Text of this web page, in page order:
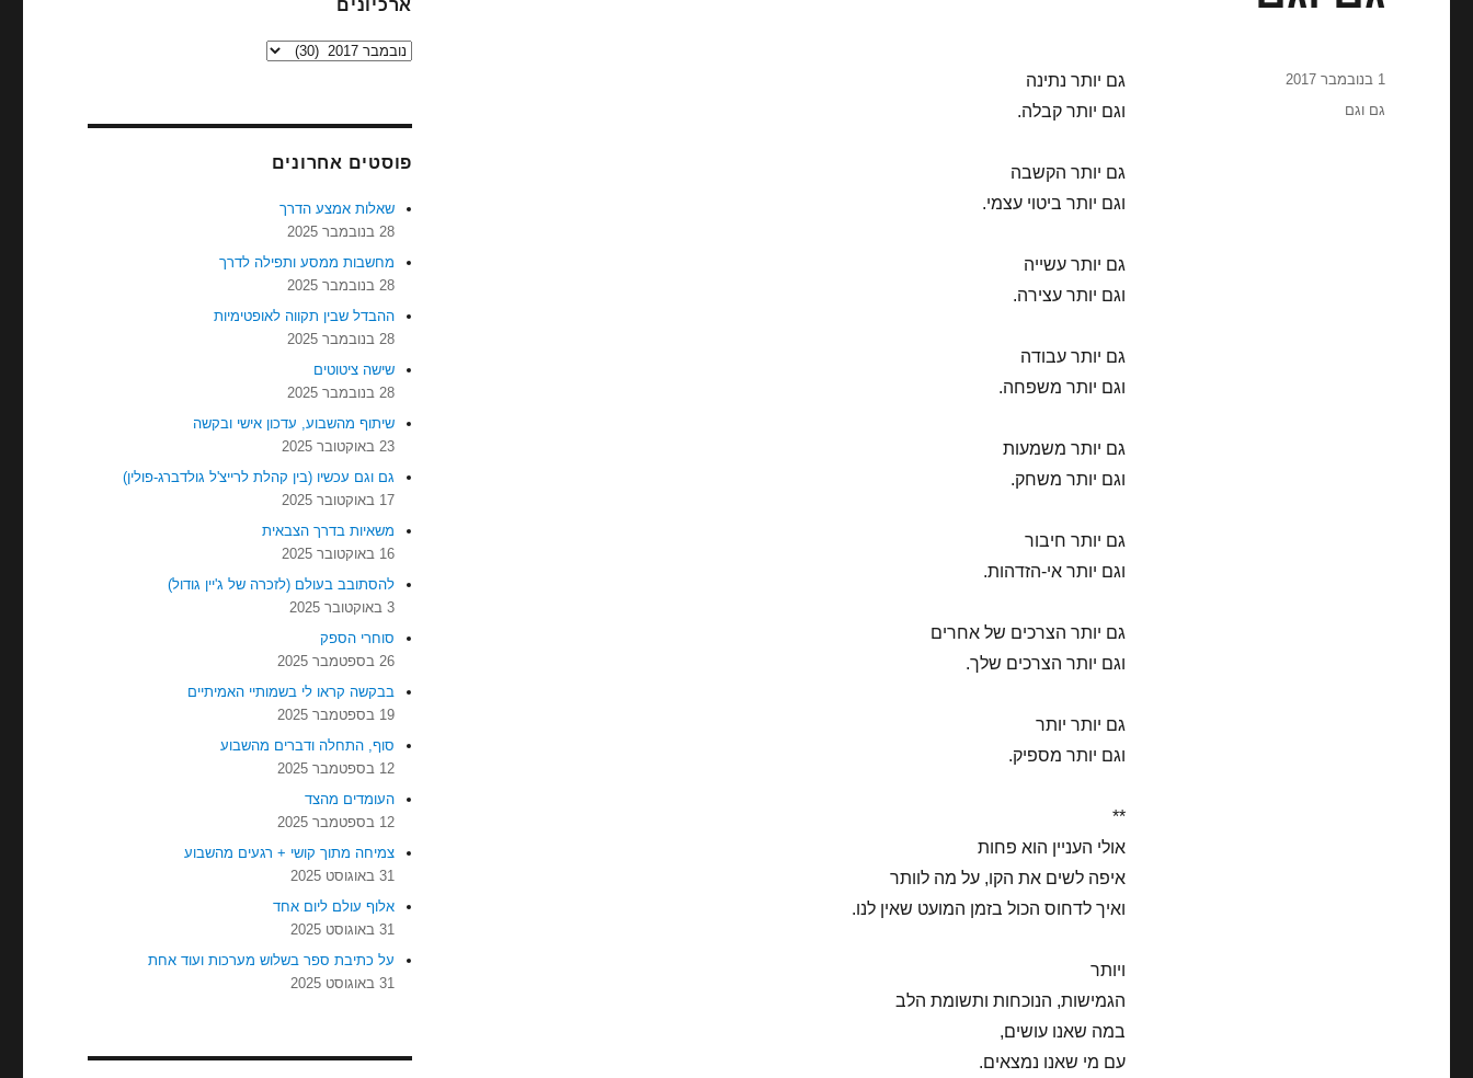
גם יותר נתינה
וגם יותר קבלה.
גם יותר הקשבה
וגם יותר ביטוי עצמי.
גם יותר עשייה
וגם יותר עצירה.
גם יותר עבודה
וגם יותר משפחה.
גם יותר משמעות
וגם יותר משחק.
גם יותר חיבור
וגם יותר אי-הזדהות.
גם יותר הצרכים של אחרים
וגם יותר הצרכים שלך.
גם יותר יותר
וגם יותר מספיק.
**
אולי העניין הוא פחות
איפה לשים את הקו, על מה לוותר
ואיך לדחוס הכול בזמן המועט שאין לנו.
ויותר
הגמישות, הנוכחות ותשומת הלב
במה שאנו עושים,
עם מי שאנו נמצאים.
פורסם1 בנובמבר 2017
תגיות
גם וגם
ארכיונים
ארכיונים
פוסטים אחרונים
שאלות אמצע הדרך
28 בנובמבר 2025
מחשבות ממסע ותפילה לדרך
28 בנובמבר 2025
ההבדל שבין תקווה לאופטימיות
28 בנובמבר 2025
שישה ציטוטים
28 בנובמבר 2025
שיתוף מהשבוע, עדכון אישי ובקשה
23 באוקטובר 2025
גם וגם עכשיו (בין קהלת לרייצ'ל גולדברג-פולין)
17 באוקטובר 2025
משאיות בדרך הצבאית
16 באוקטובר 2025
להסתובב בעולם (לזכרה של ג'יין גודול)
3 באוקטובר 2025
סוחרי הספק
26 בספטמבר 2025
בבקשה קראו לי בשמותיי האמיתיים
19 בספטמבר 2025
סוף, התחלה ודברים מהשבוע
12 בספטמבר 2025
העומדים מהצד
12 בספטמבר 2025
צמיחה מתוך קושי + רגעים מהשבוע
31 באוגוסט 2025
אלוף עולם ליום אחד
31 באוגוסט 2025
על כתיבת ספר בשלוש מערכות ועוד אחת
31 באוגוסט 2025